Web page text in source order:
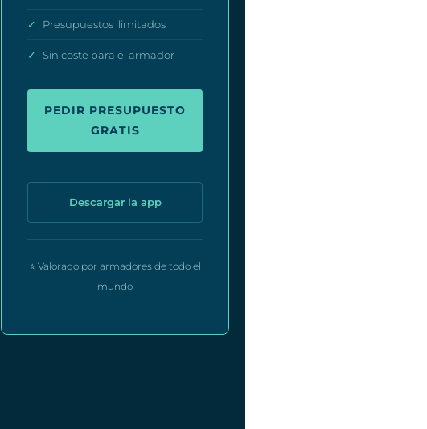
✓ Presupuestos ilimitados
✓ Sin coste para el armador
PEDIR PRESUPUESTO
GRATIS
Descargar la app
⭐ Valorado por armadores de todo el
mundo